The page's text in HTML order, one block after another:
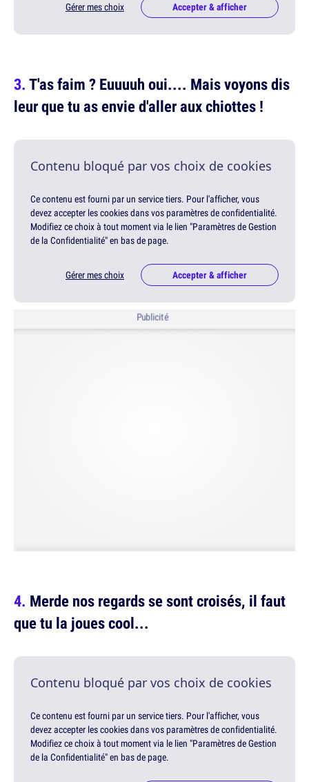
Gérer mes choix Accepter & afficher
T'as faim ? Euuuuh oui.... Mais voyons dis
leur que tu as envie d'aller aux chiottes !
Contenu bloqué par vos choix de cookies
Ce contenu est fourni par un service tiers. Pour l'afficher, vous
devez accepter les cookies dans vos paramètres de confidentialité.
Modifiez ce choix à tout moment via le lien "Paramètres de Gestion
de la Confidentialité" en bas de page.
Gérer mes choix Accepter & afficher
Publicité
Merde nos regards se sont croisés, il faut
que tu la joues cool...
Contenu bloqué par vos choix de cookies
Ce contenu est fourni par un service tiers. Pour l'afficher, vous
devez accepter les cookies dans vos paramètres de confidentialité.
Modifiez ce choix à tout moment via le lien "Paramètres de Gestion
de la Confidentialité" en bas de page.